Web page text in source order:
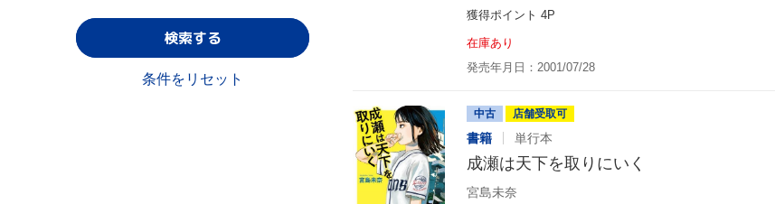
獲得ポイント 4P
在庫あり
発売年月日：2001/07/28
中古 店舗受取可
書籍 単行本
成瀬は天下を取りにいく
宮島未奈
検索する
条件をリセット